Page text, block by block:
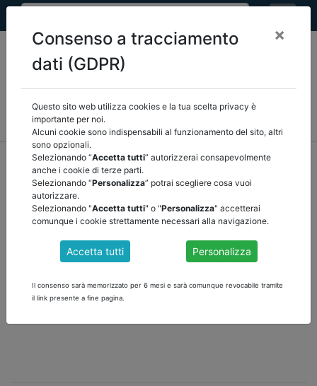
MEF FINANZA LOCALE/OSSERVATORIO
NORMATIVA
CORTE DEI CONTI E GIURISPRUDENZA
home documenti pubblici mef/torna indietro
DOCUMENTI PUBBLICI
INDAGINE SUI MUTUI CONTRATTI DAGLI ENTI
TERRITORIALI PER IL FINANZIAMENTO DEGLI
scarica il documento del MEF Indagine sui mutui contratti dagli
Consenso a tracciamento
dati (GDPR)
×
Questo sito web utilizza cookies e la tua scelta privacy è
importante per noi.
Alcuni cookie sono indispensabili al funzionamento del sito, altri
sono opzionali.
Selezionando “Accetta tutti” autorizzerai consapevolmente
anche i cookie di terze parti.
Selezionando “Personalizza” potrai scegliere cosa vuoi
autorizzare.
Selezionando "Accetta tutti" o "Personalizza" accetterai
comunque i cookie strettamente necessari alla navigazione.
Accetta tutti Personalizza
Il consenso sarà memorizzato per 6 mesi e sarà comunque revocabile tramite
il link presente a fine pagina.